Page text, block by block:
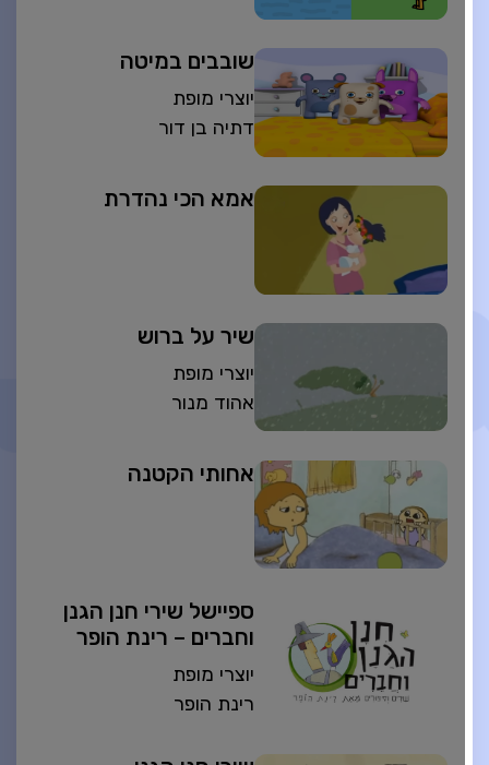
שובבים במיטה
יוצרי מופת
דתיה בן דור
אמא הכי נהדרת
שיר על ברוש
יוצרי מופת
אהוד מנור
אחותי הקטנה
ספיישל שירי חנן הגנן
וחברים – רינת הופר
יוצרי מופת
רינת הופר